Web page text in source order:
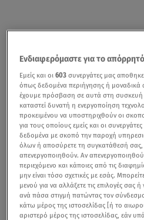
Ενδιαφερόμαστε για το
Εμείς και οι603 συνεργάτες μας
όπως δεδομένα περιήγησης ή μοναδικά
έχουμε πρόσβαση σε αυτά στη συσκευή
καταστεί δυνατή η ενεργοποίηση
προκειμένου να υποστηριχθούν οι
για τους οποίους εμείς και οι
δεδομένα με σκοπό την παροχή
όλων ή αποσύρετε τη συγκατάθεσή σας,
απενεργοποιηθούν. Αν
περιεχόμενο και κάποιες από τις
μην είναι τόσο σχετικές με εσάς.
μενού για να αλλάξετε τις επιλογές σας
ανά πάσα στιγμή πατώντας τον
κάτω μέρος της ιστοσελίδας [ή το
αριστερό μέρος της ιστοσελίδας, εάν